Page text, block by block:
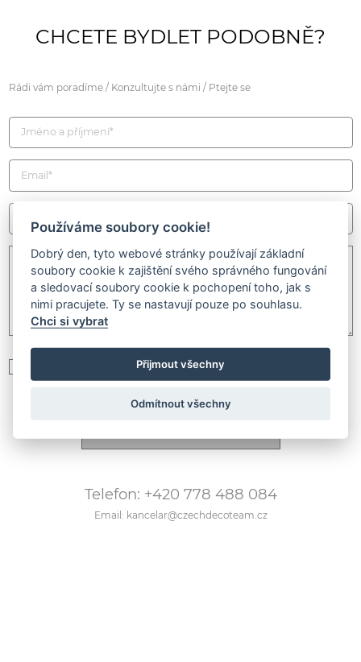
CHCETE BYDLET PODOBNĚ?
Rádi vám poradíme / Konzultujte s námi / Ptejte se
Souhlasím se zpracovánímosobních údajů podle GDPR
Telefon: +420 778 488 084
Email: kancelar@czechdecoteam.cz
Používáme soubory cookie!
Dobrý den, tyto webové stránky používají základní
soubory cookie k zajištění svého správného fungování
a sledovací soubory cookie k pochopení toho, jak s
nimi pracujete. Ty se nastavují pouze po souhlasu.
Chci si vybrat
Přijmout všechny
Odmítnout všechny